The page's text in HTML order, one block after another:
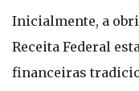
Inicialmente, a
Receita Federal
financeiras